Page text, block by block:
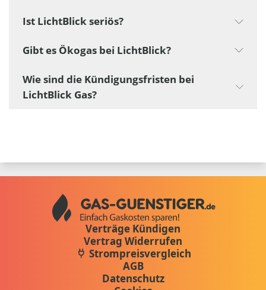
Ist LichtBlick seriös?
Gibt es Ökogas bei LichtBlick?
Wie sind die Kündigungsfristen bei
LichtBlick Gas?
Verträge Kündigen
Vertrag Widerrufen
Strompreisvergleich
AGB
Datenschutz